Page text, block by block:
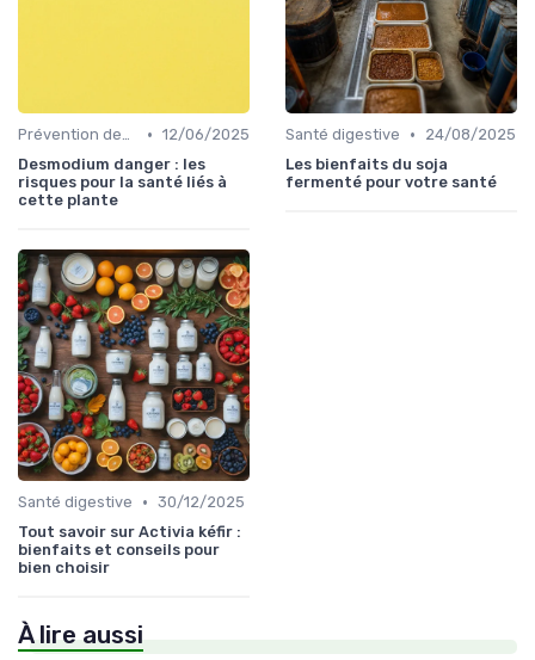
Prévention des maladies • 12/06/2025
Desmodium danger : les
risques pour la santé liés à
cette plante
Santé digestive •
24/08/2025
Les bienfaits du soja
fermenté pour votre santé
Santé digestive • 30/12/2025
Tout savoir sur Activia kéfir :
bienfaits et conseils pour
bien choisir
À lire aussi